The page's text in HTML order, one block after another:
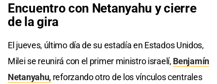
Encuentro con Netanyahu y cierre
de la gira
El jueves, último día de su estadía en Estados Unidos,
Milei se reunirá con el primer ministro israelí, Benjamín
Netanyahu, reforzando otro de los vínculos centrales